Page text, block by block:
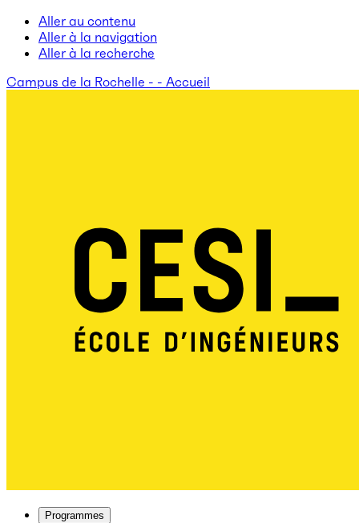
Aller au contenu
Aller à la navigation
Aller à la recherche
Campus de la Rochelle - - Accueil
Programmes